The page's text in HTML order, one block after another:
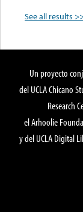
See all results
Un proyecto
del UCLA Chicano
Research
el Arhoolie
y del UCLA Digital